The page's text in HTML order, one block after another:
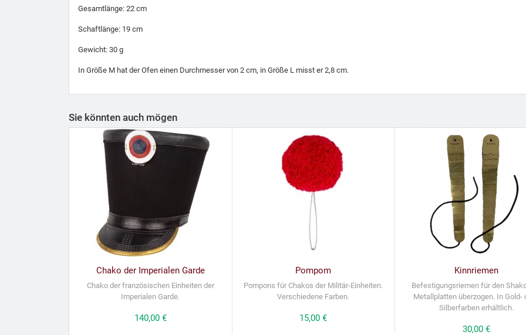
Gesamtlänge: 22 cm
Schaftlänge: 19 cm
Gewicht: 30 g
In Größe M hat der Ofen einen Durchmesser von 2 cm, in Größe L misst er 2,8 cm.
Sie könnten auch mögen
Chako der Imperialen Garde
Chako der französischen Einheiten der
Imperialen Garde.
Preis
140,00 €
Pompom
Pompons für Chakos der Militär-Einheiten.
Verschiedene Farben.
Preis
15,00 €
Kinnriemen
Befestigungsriemen für den
Metallplatten überzogen. In Gold-
Silberfarben erhältlich.
Preis
30,00 €